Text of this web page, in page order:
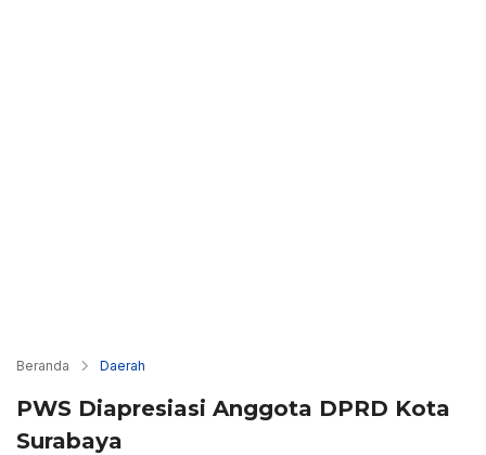
Beranda Daerah
PWS Diapresiasi Anggota DPRD Kota
Surabaya